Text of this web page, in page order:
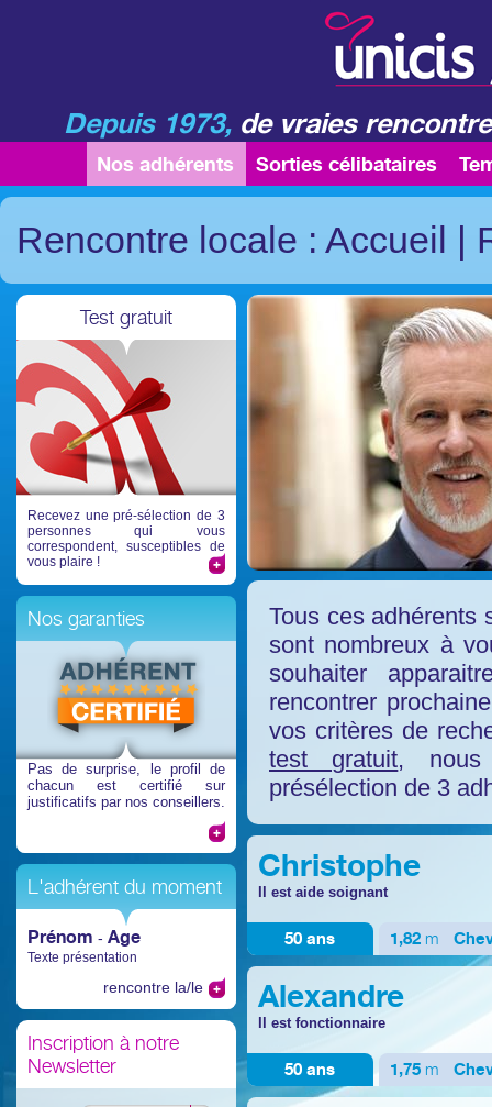
Depuis 1973, de vraies
Nos adhérents Sorties célibataires
Rencontre locale : Accueil |
Test gratuit
Recevez une pré-sélection de 3
personnes qui vous
correspondent, susceptibles de
vous plaire !
Nos garanties
Pas de surprise, le profil de
chacun est certifié sur
justificatifs par nos conseillers.
L'adhérent du moment
Prénom - Age
Texte présentation
rencontre la/le
Inscription à notre
Newsletter
Tous ces adhérents
sont nombreux à
souhaiter
rencontrer
vos critères de
test gratuit, nous
présélection de 3
Christophe
Il est aide soignant
50 ans 1,82 m
Alexandre
Il est fonctionnaire
50 ans 1,75 m